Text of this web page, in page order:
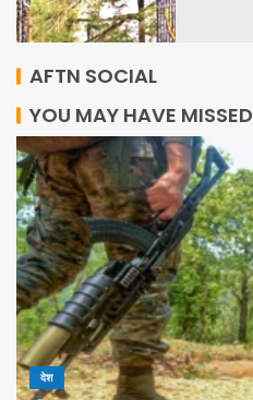
AFTN SOCIAL
YOU MAY HAVE MISSED
देश